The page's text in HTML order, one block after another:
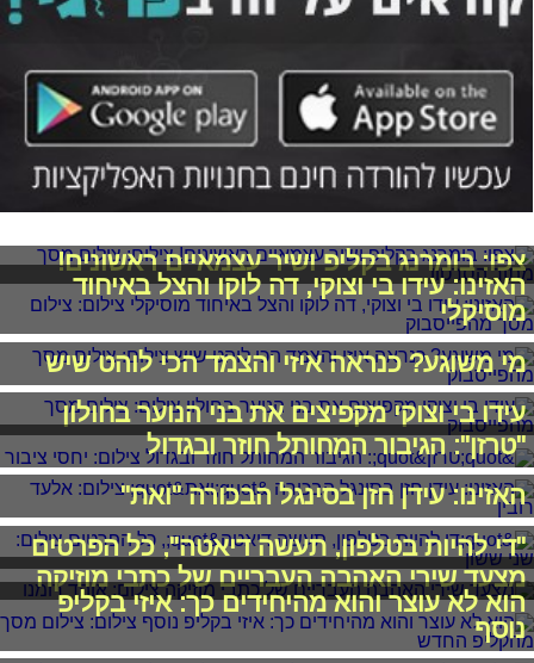
צפו: בומרנג בקליפ ושיר עצמאיים ראשונים!
האזינו: עידו בי וצוקי, דה לוקו והצל באיחוד
מוסיקלי
מי משוגע? כנראה איזי והצמד הכי לוהט שיש
עידו בי וצוקי מקפיצים את בני הנוער בחולון
"טרזן": הגיבור המחותל חוזר ובגדול
האזינו: עידן חזן בסינגל הבכורה "ואת"
"די להיות בטלפון, תעשה דיאטה", כל הפרטים
מצעד שירי האהבה העבריים של כתבי מוזיקה
הוא לא עוצר והוא מהיחידים כך: איזי בקליפ
נוסף